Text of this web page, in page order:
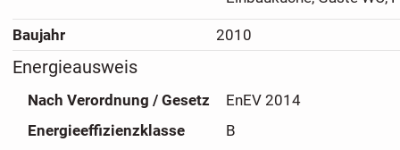
- Zwei Wohnungseingänge OG und DG;
- Böden: Eiche Parkett und Fliesen;
- Hochwertige Zimmertüren in Schleiflack Weiß;
- Balkon mit Betonsteinplattenbelag;
- Einbauküche inkl. Elektrogeräte;
- Waschküche für Waschmaschine und Trockner;
Baujahr 2010
Energieausweis
Nach Verordnung / Gesetz
EnEV 2014
Energieeffizienzklasse
B